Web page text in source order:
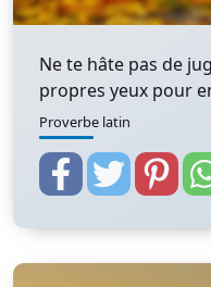
Ne te hâte pas de
propres yeux pour
Proverbe latin